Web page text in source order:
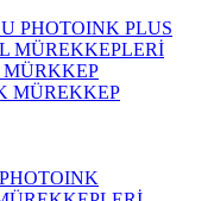
PHOTOINK PLUS
MÜREKKEPLERİ
MÜRKKEP
MÜREKKEP